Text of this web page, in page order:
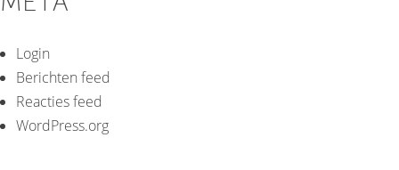
Login
Berichten feed
Reacties feed
WordPress.org